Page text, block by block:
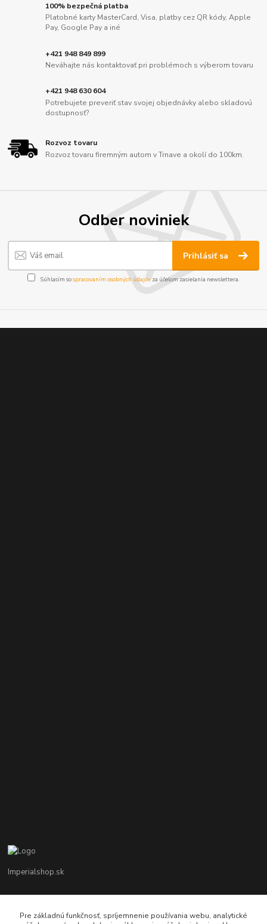
100% bezpečná platba
Platobné karty MasterCard, Visa, platby cez QR kódy, Apple
Pay, Google Pay a iné
+421 948 849 899
Neváhajte nás kontaktovať pri problémoch s výberom tovaru
+421 948 630 604
Potrebujete preveriť stav svojej objednávky alebo skladovú
dostupnosť?
Rozvoz tovaru
Rozvoz tovaru firemným autom v Trnave a okolí do 100km.
Odber noviniek
Prihlásiť sa
Súhlasím sospracovaním osobných údajov za účelom zasielania newslettera.
Imperialshop.sk
Pon-Pia 7 - 17 ; Sobota 8 - 12
Pre základnú funkčnosť, spríjemnenie používania webu, analytické